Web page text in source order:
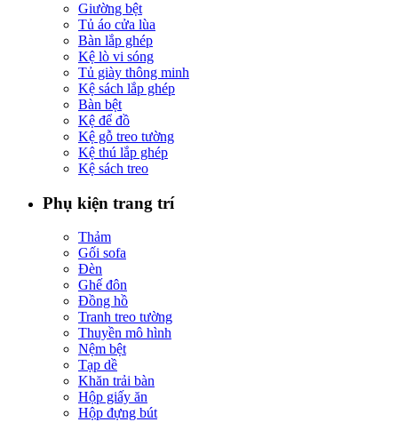
Giường bệt
Tủ áo cửa lùa
Bàn lắp ghép
Kệ lò vi sóng
Tủ giày thông minh
Kệ sách lắp ghép
Bàn bệt
Kệ để đồ
Kệ gỗ treo tường
Kệ thú lắp ghép
Kệ sách treo
Phụ kiện trang trí
Thảm
Gối sofa
Đèn
Ghế đôn
Đồng hồ
Tranh treo tường
Thuyền mô hình
Nệm bệt
Tạp dề
Khăn trải bàn
Hộp giấy ăn
Hộp đựng bút